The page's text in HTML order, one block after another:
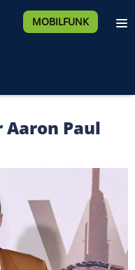
MOBILFUNK
Paul